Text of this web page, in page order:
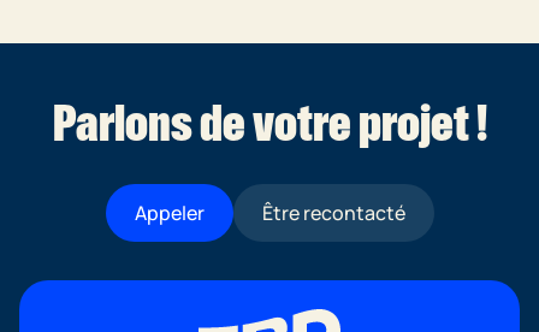
Parlons de votre projet !
Appeler Être recontacté